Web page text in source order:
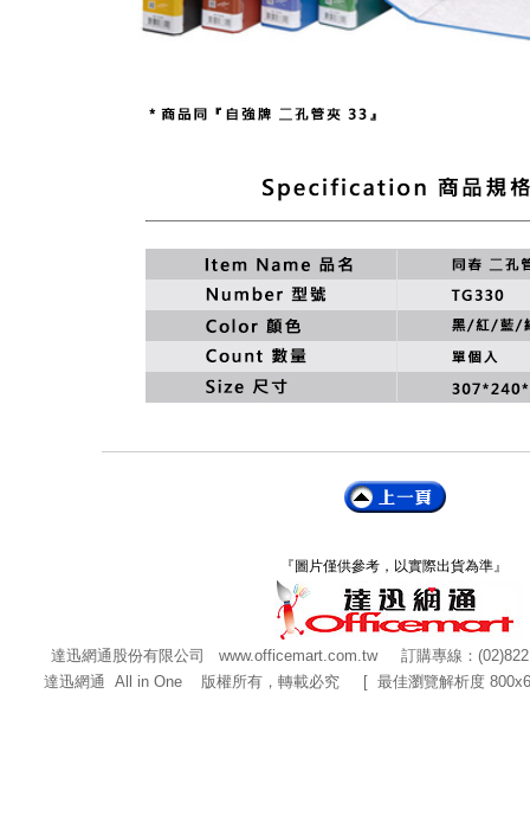
『圖片僅供參考，以實際出貨為準』
達迅網通股份有限公司 www.officemart.com.tw訂購專線：
達迅網通 All in One 版權所有，轉載必究 [ 最佳瀏覽解析度